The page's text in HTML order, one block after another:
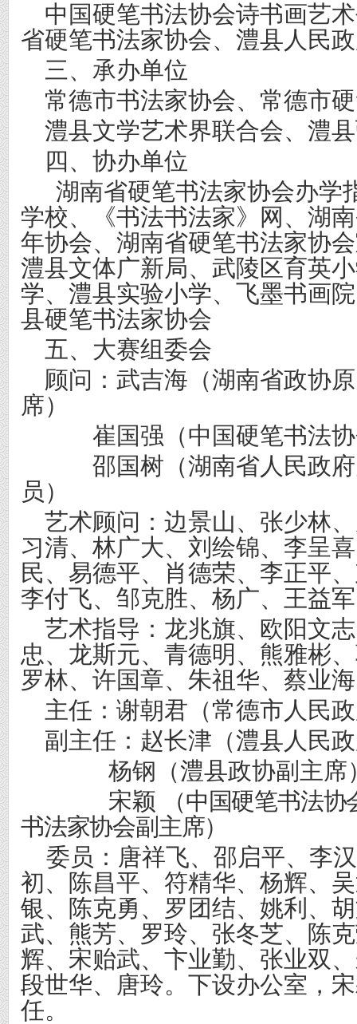
中国硬笔书法协会诗书画艺
省硬笔书法家协会、澧县人民
三、承办单位
常德市书法家协会、 常德市
澧县文学艺术界联合会、澧
四、协办单位
湖南省硬笔书法家协会办学
学校、《书法书法家》网、湖
年协会、湖南省硬笔书法家协
澧县文体广新局、武陵区育英
学、澧县实验小学、飞墨书画
县硬笔书法家协会
五、大赛组委会
顾问： 武吉海（湖南省政协
席）
崔国强（中国硬笔书法
邵国树（湖南省人民政
员）
艺术顾问： 边景山、张少林
习清、林广大、刘绘锦、李呈
民、易德平、肖德荣、李正平
李付飞、邹克胜、杨广、王益
艺术指导： 龙兆旗、欧阳文
忠、龙斯元、青德明、熊雅彬
罗林、许国章、朱祖华、蔡业海
主任： 谢朝君（常德市人民
副主任： 赵长津（澧县人民
杨钢（澧县政协副主席
宋颖
（中国硬笔书法
书法家协会副主席）
委员： 唐祥飞、邵启平、李
初、陈昌平、符精华、杨辉、
银、陈克勇、罗团结、姚利、
武、熊芳、罗玲、张冬芝、陈
辉、宋贻武、卞业勤、张业双
段世华、唐玲。 下设办公室，
任。